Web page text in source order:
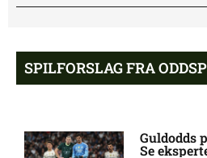
skade hos Bodø/Glimt
Bodo/Glimt: Optakt,
forventede opstillinger,
SPILFORSLAG FRA
Guldodds
Se